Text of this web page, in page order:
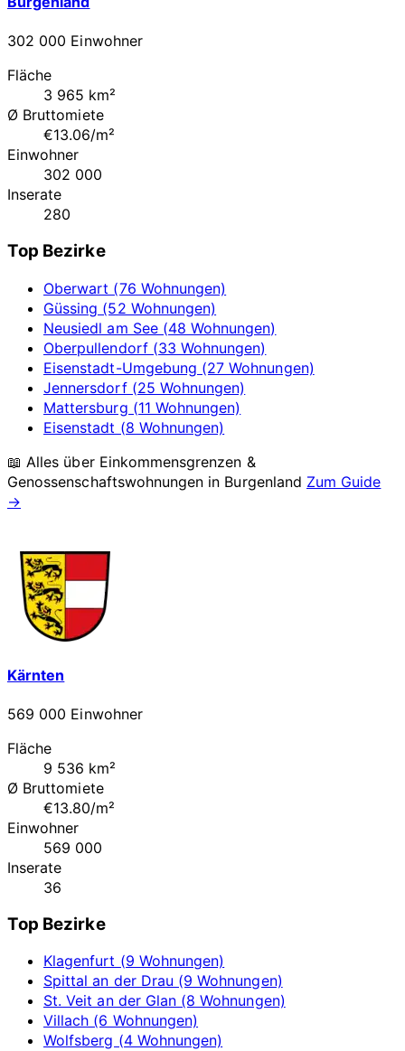
302 000 Einwohner
Fläche
3 965 km²
Ø Bruttomiete
€13.06/m²
Einwohner
302 000
Inserate
280
Top Bezirke
Oberwart (76 Wohnungen)
Güssing (52 Wohnungen)
Neusiedl am See (48 Wohnungen)
Oberpullendorf (33 Wohnungen)
Eisenstadt-Umgebung (27 Wohnungen)
Jennersdorf (25 Wohnungen)
Mattersburg (11 Wohnungen)
Eisenstadt (8 Wohnungen)
📖 Alles über Einkommensgrenzen &
Genossenschaftswohnungen in Burgenland Zum Guide
→
Kärnten
569 000 Einwohner
Fläche
9 536 km²
Ø Bruttomiete
€13.80/m²
Einwohner
569 000
Inserate
36
Top Bezirke
Klagenfurt (9 Wohnungen)
Spittal an der Drau (9 Wohnungen)
St. Veit an der Glan (8 Wohnungen)
Villach (6 Wohnungen)
Wolfsberg (4 Wohnungen)